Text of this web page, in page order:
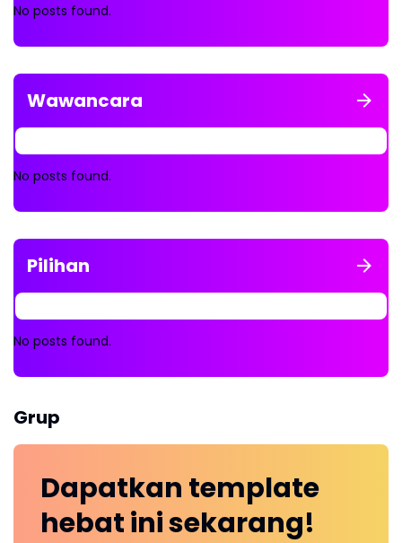
No posts found.
Wawancara
No posts found.
Pilihan
No posts found.
Grup
Dapatkan template
hebat inisekarang!